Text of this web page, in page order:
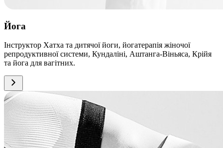
Йога
Інструктор Хатха та дитячої йоги, йогатерапія жіночої
репродуктивної системи, Кундаліні, Аштанга-Віньяса, Крійя
та йога для вагітних.